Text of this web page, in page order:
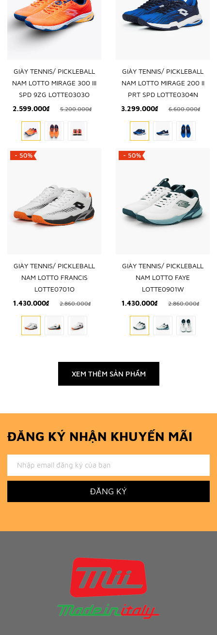
GIÀY TENNIS/ PICKLEBALL
NAM LOTTO MIRAGE 300 III
SPD 9ZG LOTTE0303O
2.599.000₫
5.200.000₫
GIÀY TENNIS/ PICKLEBALL
NAM LOTTO MIRAGE 200 II
PRT SPD LOTTE0304N
3.299.000₫
6.600.000₫
- 50%
GIÀY TENNIS/ PICKLEBALL
NAM LOTTO FRANCIS
LOTTE0701O
1.430.000₫
2.860.000₫
- 50%
GIÀY TENNIS/ PICKLEBALL
NAM LOTTO FAYE
LOTTE0901W
1.430.000₫
2.860.000₫
XEM THÊM SẢN PHẨM
ĐĂNG KÝ NHẬN KHUYẾN MÃI
ĐĂNG KÝ